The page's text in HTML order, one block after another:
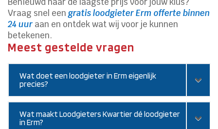
Vraag snel eengratis loodgieter Erm offerte binnen
24 uur aan en ontdek wat wij voor je kunnen
betekenen.
Meest gestelde vragen
Wat doet een loodgieter in Erm eigenlijk
precies?
Wat maakt Loodgieters Kwartier dé loodgieter
in Erm?